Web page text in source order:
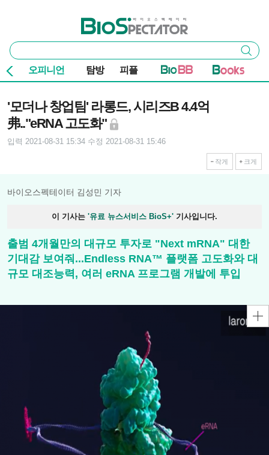
바이오스펙테이터
통
합
검
색
검색
오피니언 탐방 피플
'모더나 창업팀' 라롱드, 시리즈B 4.4억
弗.."eRNA 고도화"
입력 2021-08-31 15:34 수정 2021-08-31 15:46
작게 크게
바이오스펙테이터 김성민 기자
이 기사는 '유료 뉴스서비스 BioS+' 기사입니다.
출범 4개월만의 대규모 투자로 "Next mRNA" 대한
기대감 보여줘...Endless RNA™ 플랫폼 고도화와 대
규모 대조능력, 여러 eRNA 프로그램 개발에 투입